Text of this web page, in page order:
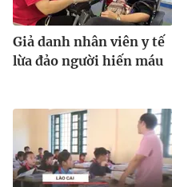
Giả danh nhân viên y tế
lừa đảo người hiến máu